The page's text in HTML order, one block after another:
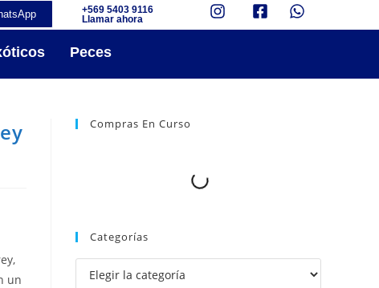
+569 5403 9116
Llamar ahora
Peces
un
Compras En Curso
Categorías